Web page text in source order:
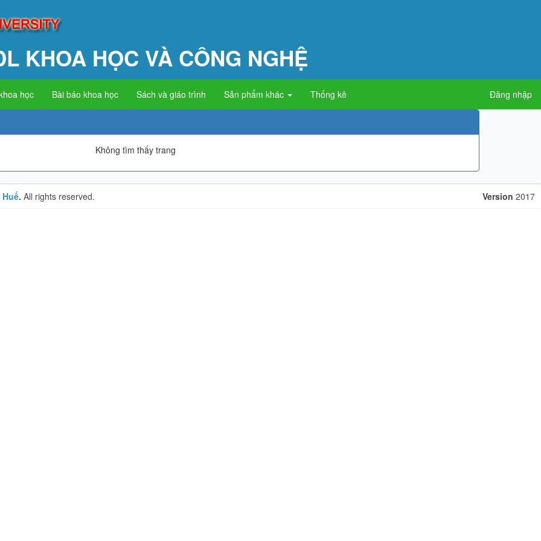
KHOA HỌC VÀ CÔNG NGHỆ
học Bài báo khoa học Sách và giáo trình Sản phẩm khác Thống kê Đăng nhập
Không tìm thấy trang
Version 2017
. All rights reserved.